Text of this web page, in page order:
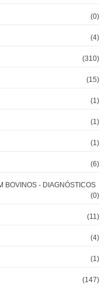
(0)
(4)
(310)
(15)
(1)
(1)
(1)
(6)
BOVINOS - DIAGNÓSTICOS
(0)
(11)
(4)
(1)
(147)